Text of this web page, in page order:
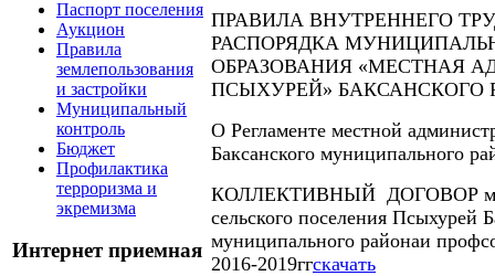
Паспорт поселения
Аукцион
Правила
землепользования
и застройки
Муниципальный
контроль
Бюджет
Профилактика
терроризма и
экремизма
Интернет приемная
ПРАВИЛА ВНУТРЕННЕГО
РАСПОРЯДКА
ОБРАЗОВАНИЯ «МЕСТНАЯ
ПСЫХУРЕЙ» БАКСАНСКОГО
О Регламенте местной
Баксанского муниципального
КОЛЛЕКТИВНЫЙ ДОГОВОР
сельского поселения Псыхурей
муниципального районаи
2016-2019ггскачать